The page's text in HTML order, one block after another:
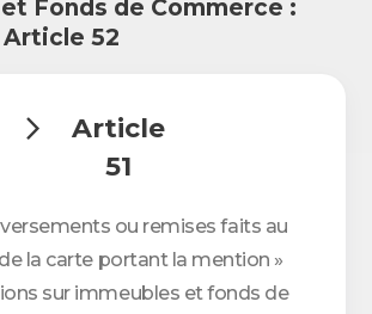
Fonds de Commerce :
52

Article
51
ou remises faits au
la carte portant la mention »
sur immeubles et fonds de